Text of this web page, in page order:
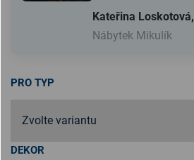
Kateřina Loskotová,
Nábytek Mikulík
PRO TYP
DEKOR